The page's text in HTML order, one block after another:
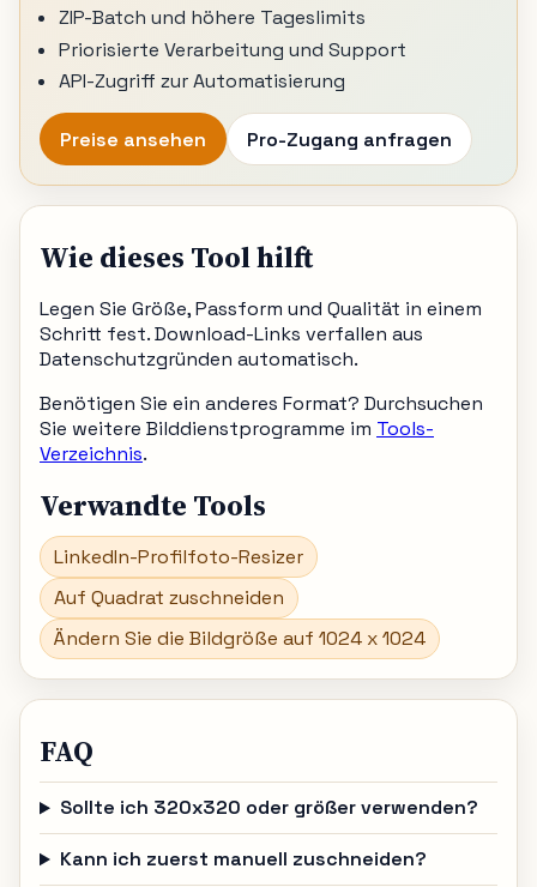
ZIP-Batch und höhere Tageslimits
Priorisierte Verarbeitung und Support
API-Zugriff zur Automatisierung
Preise ansehen Pro-Zugang anfragen
Wie dieses Tool hilft
Legen Sie Größe, Passform und Qualität in einem
Schritt fest. Download-Links verfallen aus
Datenschutzgründen automatisch.
Benötigen Sie ein anderes Format? Durchsuchen
Sie weitere Bilddienstprogramme im Tools-
Verzeichnis.
Verwandte Tools
LinkedIn-Profilfoto-Resizer
Auf Quadrat zuschneiden
Ändern Sie die Bildgröße auf 1024 x 1024
FAQ
Sollte ich 320x320 oder größer verwenden?
Kann ich zuerst manuell zuschneiden?